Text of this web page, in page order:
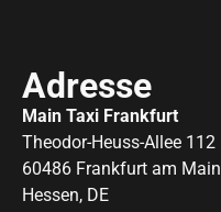
Adresse
Main Taxi Frankfurt
Theodor-Heuss-Allee 112
60486 Frankfurt am Main
Hessen, DE